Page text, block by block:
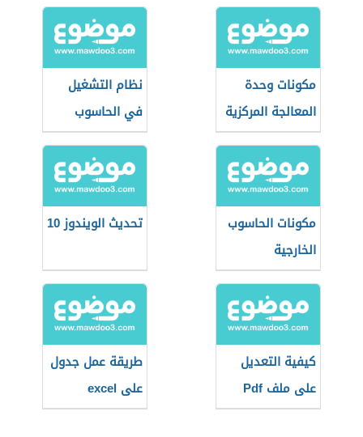
مكونات وحدة
المعالجة المركزية
نظام التشغيل
في الحاسوب
مكونات الحاسوب
الخارجية
تحديث الويندوز 10
كيفية التعديل
على ملف Pdf
بدون برامج
طريقة عمل جدول
على excel